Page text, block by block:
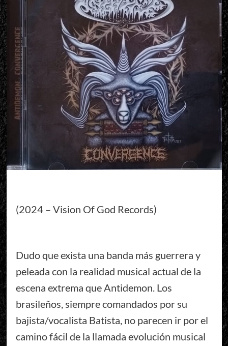
(2024 – Vision Of God Records)
Dudo que exista una banda más guerrera y
peleada con la realidad musical actual de la
escena extrema que Antidemon. Los
brasileños, siempre comandados por su
bajista/vocalista Batista, no parecen ir por el
camino fácil de la llamada evolución musical